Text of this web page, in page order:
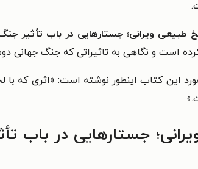
طبیعی ویرانی؛ جستارهایی در باب تأثیر
است و نگاهی به تاثیراتی که جنگ جهانی
جستارهایی در باب